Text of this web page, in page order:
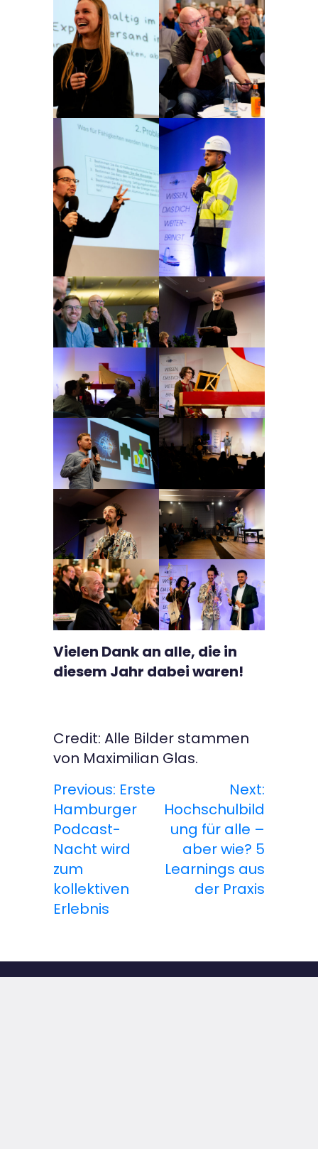
Vielen Dank an alle, die in
diesem Jahr dabei waren!
Credit: Alle Bilder stammen
von Maximilian Glas.
B
e
i
t
r
g
Previous: Erste
Hamburger
Podcast-
Nacht wird
zum
kollektiven
Erlebnis
Next:
Hochschulbild
ung für alle –
aber wie? 5
Learnings aus
der Praxis